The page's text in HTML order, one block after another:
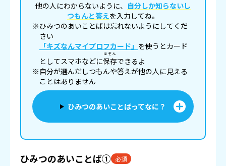
他の人にわからないように、 自分しか知らないし
つもんと答えを入力してね。
※ひみつのあいことばは忘れないようにしてくだ
さい
「キズなんマイプロフカード」 を使うとカード
としてスマホなどに保存
ほぞん
できるよ
※自分が選んだしつもんや答えが他の人に見える
ことはありません
ひみつのあいことばってなに？
ひみつのあいことば① 必須